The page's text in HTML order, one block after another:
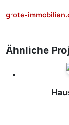
grote-
Ähnliche